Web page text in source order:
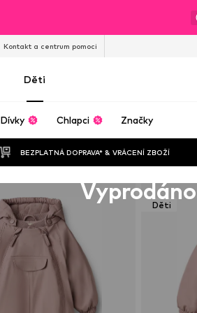
Kontakt a centrum pomoci
Děti
Dívky Chlapci Značky
BEZPLATNÁ DOPRAVA* & VRÁCENÍ ZBOŽÍ
Děti
Vyprodáno